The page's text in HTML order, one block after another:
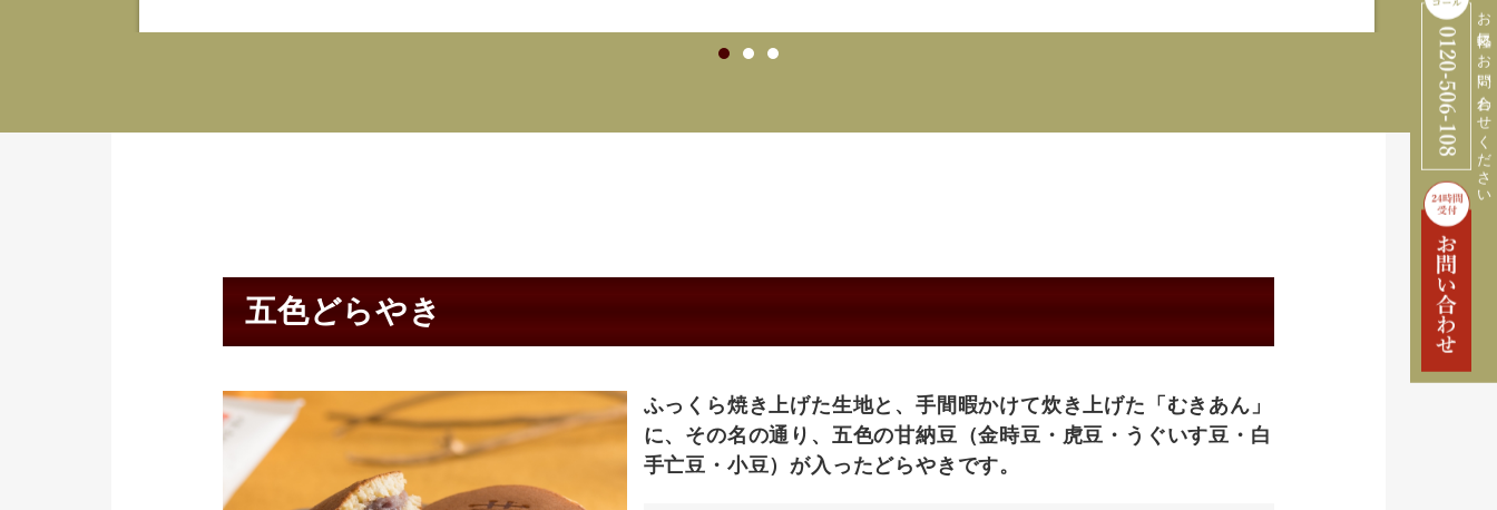
お気軽にお問い合わせください
五色どらやき
ふっくら焼き上げた生地と、手間暇かけて炊き上げた「むきあん」
に、その名の通り、五色の甘納豆（金時豆・虎豆・うぐいす豆・白
手亡豆・小豆）が入ったどらやきです。